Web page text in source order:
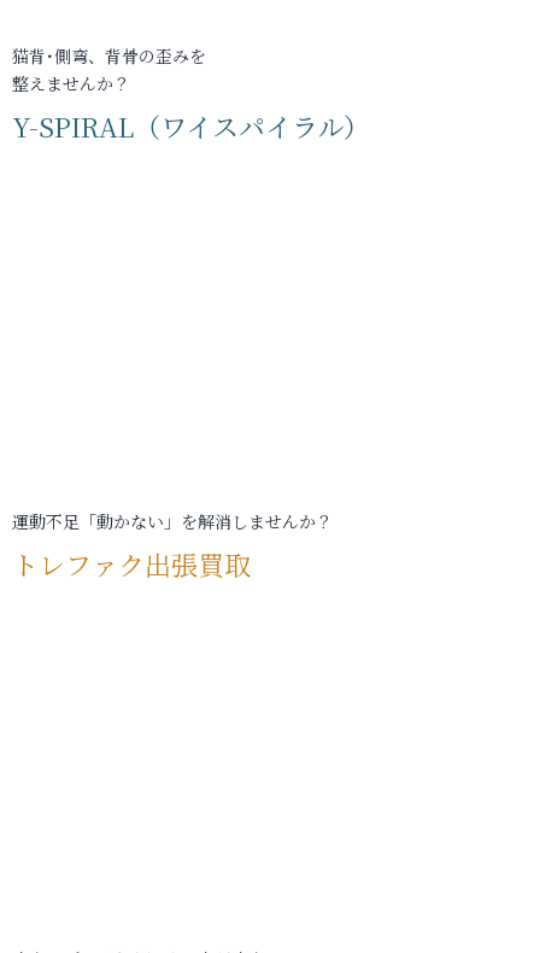
猫背･側弯、背骨の歪みを
整えませんか？
Y-SPIRAL（ワイスパイラル）
運動不足「動かない」を解消しませんか？
トレファク出張買取